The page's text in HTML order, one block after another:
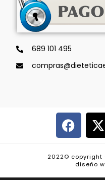
689 101 495
2022©
diseño